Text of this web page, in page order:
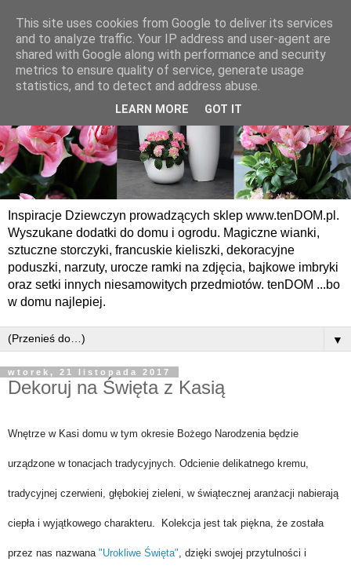
Inspiracje Dziewczyn prowadzących sklep www.tenDOM.pl.
Wyszukane dodatki do domu i ogrodu. Magiczne wianki,
sztuczne storczyki, francuskie kieliszki, dekoracyjne
poduszki, narzuty, urocze ramki na zdjęcia, bajkowe imbryki
oraz setki innych niesamowitych przedmiotów. tenDOM ...bo
w domu najlepiej.
▼
wtorek, 21 listopada 2017
Dekoruj na Święta z Kasią
Wnętrze w Kasi domu w tym okresie Bożego Narodzenia będzie
urządzone w tonacjach tradycyjnych. Odcienie delikatnego kremu,
tradycyjnej czerwieni, głębokiej zieleni, w świątecznej aranżacji nabierają
ciepła i wyjątkowego charakteru. Kolekcja jest tak piękna, że została
przez nas nazwana "Urokliwe Święta" , dzięki swojej przytulności i
This site uses cookies from Google to deliver its services
and to analyze traffic. Your IP address and user-agent are
shared with Google along with performance and security
metrics to ensure quality of service, generate usage
statistics, and to detect and address abuse.
LEARN MORE GOT IT